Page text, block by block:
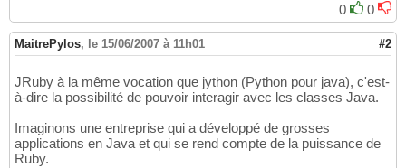
0 0
MaitrePylos, le 15/06/2007 à 11h01 #2
JRuby à la même vocation que jython (Python pour java), c'est-
à-dire la possibilité de pouvoir interagir avec les classes Java.
Imaginons une entreprise qui a développé de grosses
applications en Java et qui se rend compte de la puissance de
Ruby.